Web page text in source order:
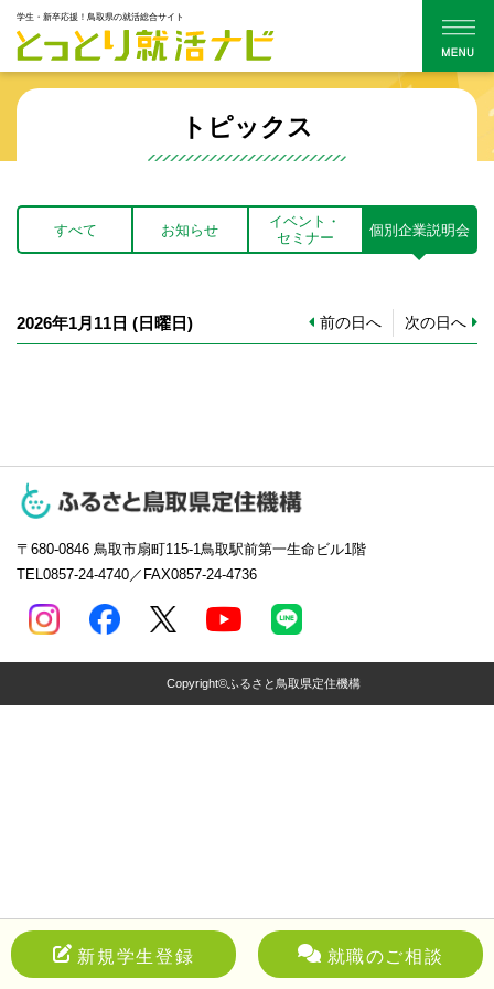
学生・新卒応援！鳥取県の就活総合サイト
新規学生登録 就職のご相談
トピックス
すべて お知らせ
イベント・
セミナー
個別企業説明会
2026年1月11日 (日曜日) 前の日へ 次の日へ
〒680-0846 鳥取市扇町115-1鳥取駅前第一生命ビル1階
TEL0857-24-4740／FAX0857-24-4736
Copyright©ふるさと鳥取県定住機構